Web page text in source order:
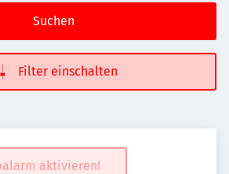
Suchen
Filter einschalten
aktivieren!